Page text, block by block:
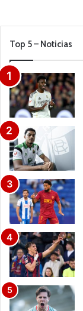
Top 5 – Noticias